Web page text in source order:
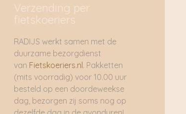
Verzending per
fietskoeriers
RADIJS werkt samen met de
duurzame bezorgdienst
van Fietskoeriers.nl . Pakketten
(mits voorradig) voor 10.00 uur
besteld op een doordeweekse
dag, bezorgen zij soms nog op